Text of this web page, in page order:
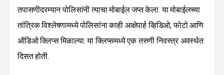
तपासणीदरम्यान पोलिसांनी त्याचा मोबाईल जप्त केला. या मोबाईलच्या
तांत्रिक विश्लेषणामध्ये पोलिसांना काही आक्षेपार्ह व्हिडिओ, फोटो आणि
ऑडिओ क्लिप्स मिळाल्या. या क्लिप्समध्ये एक तरुणी निवस्त्र अवस्थेत
दिसत होती.